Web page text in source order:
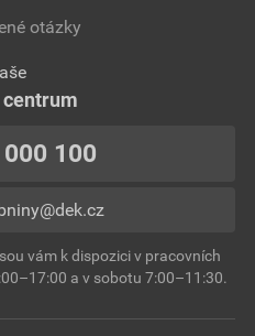
otázky
100
vám k dispozici v pracovních
a v sobotu 7:00–11:30.